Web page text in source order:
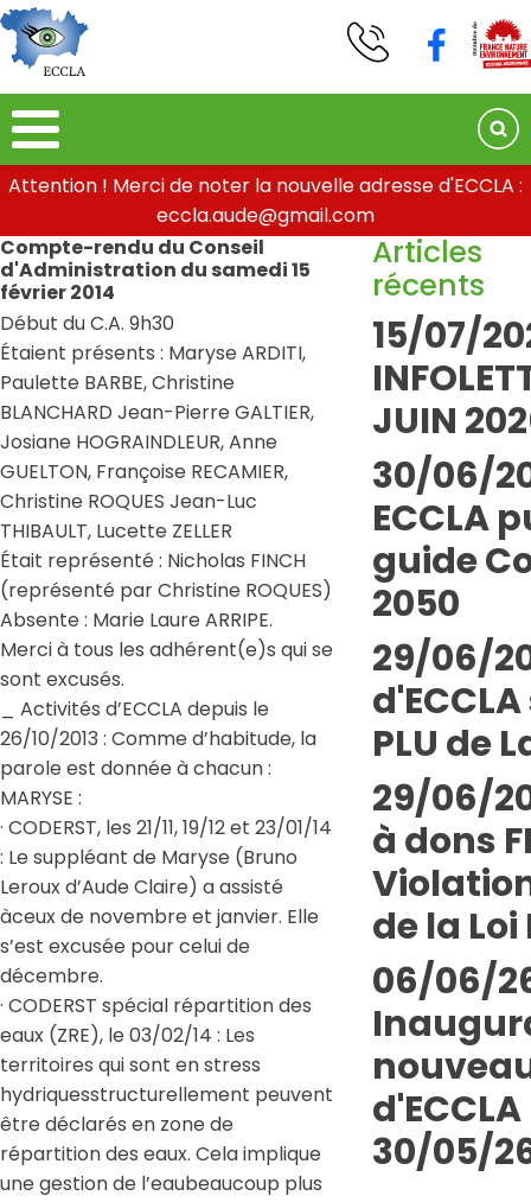
Attention ! Merci de noter la nouvelle adresse d'ECCLA :
eccla.aude@gmail.com
Compte-rendu du Conseil
d'Administration du samedi 15
février 2014
Début du C.A. 9h30
Étaient présents : Maryse ARDITI,
Paulette BARBE, Christine
BLANCHARD Jean-Pierre GALTIER,
Josiane HOGRAINDLEUR, Anne
GUELTON, Françoise RECAMIER,
Christine ROQUES Jean-Luc
THIBAULT, Lucette ZELLER
Était représenté : Nicholas FINCH
(représenté par Christine ROQUES)
Absente : Marie Laure ARRIPE.
Merci à tous les adhérent(e)s qui se
sont excusés.
_ Activités d’ECCLA depuis le
26/10/2013 : Comme d’habitude, la
parole est donnée à chacun :
MARYSE :
· CODERST, les 21/11, 19/12 et 23/01/14
: Le suppléant de Maryse (Bruno
Leroux d’Aude Claire) a assisté
àceux de novembre et janvier. Elle
s’est excusée pour celui de
décembre.
· CODERST spécial répartition des
eaux (ZRE), le 03/02/14 : Les
territoires qui sont en stress
hydriquesstructurellement peuvent
être déclarés en zone de
répartition des eaux. Cela implique
une gestion de l’eaubeaucoup plus
Articles
récents
15/07/
JUIN
30/06/
ECCLA
guide
2050
29/06/
PLU de
29/06/
à dons
de la
06/06/
30/05/